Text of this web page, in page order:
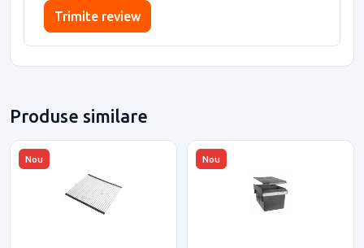
Trimite review
Produse similare
Nou Nou